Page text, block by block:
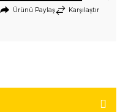
Ürünü Paylaş Karşılaştır